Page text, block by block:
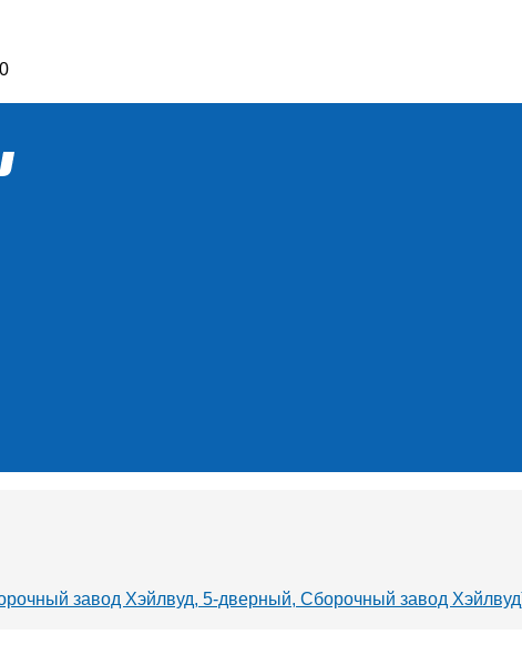
завод Хэйлвуд, 5-дверный, Сборочный завод